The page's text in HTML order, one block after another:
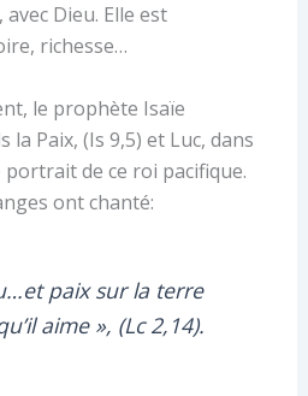
Dieu. Elle est
richesse…
le prophète Isaïe
la Paix, (Is 9,5) et Luc, dans
de ce roi pacifique.
ont chanté:
paix sur la terre
aime », (Lc 2,14).